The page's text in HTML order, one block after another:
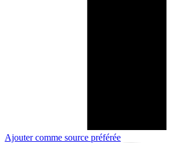
Ajouter comme source préférée